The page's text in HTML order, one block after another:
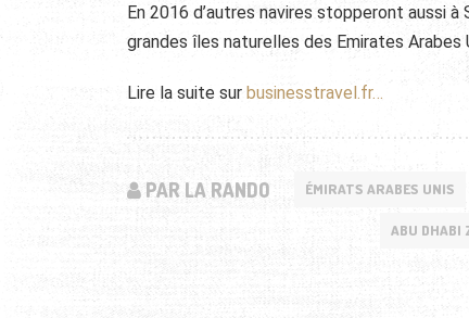
En 2016 d’autres navires stopperont aussi à
grandes îles naturelles des Emirates Arabes
Lire la suite sur businesstravel.fr…
PAR LA RANDO ÉMIRATS ARABES UNIS
ABU DHABI